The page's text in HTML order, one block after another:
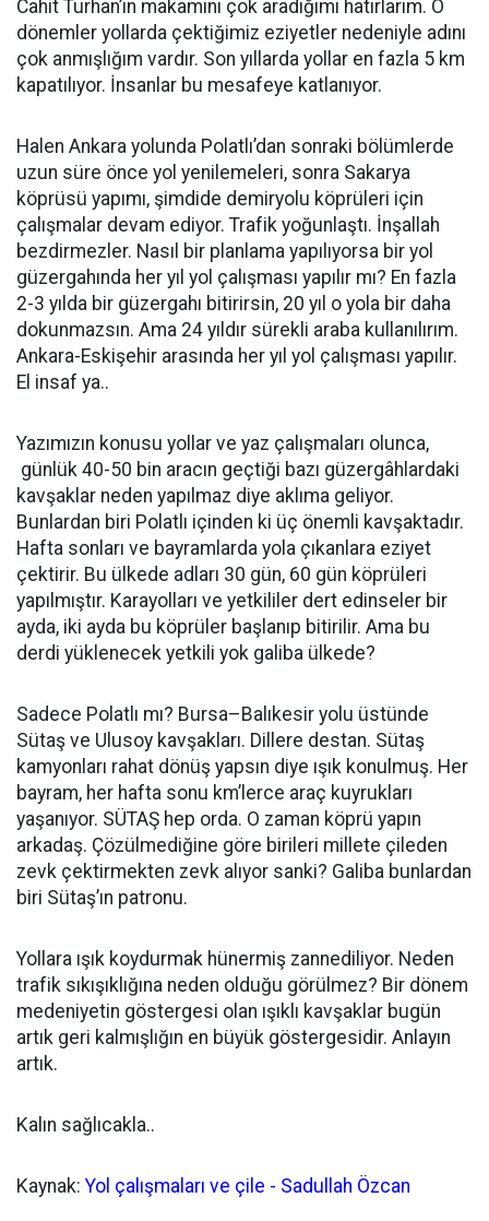
Cahit Turhan’ın makamını çok aradığımı hatırlarım. O
dönemler yollarda çektiğimiz eziyetler nedeniyle adını
çok anmışlığım vardır. Son yıllarda yollar en fazla 5 km
kapatılıyor. İnsanlar bu mesafeye katlanıyor.
Halen Ankara yolunda Polatlı’dan sonraki bölümlerde
uzun süre önce yol yenilemeleri, sonra Sakarya
köprüsü yapımı, şimdide demiryolu köprüleri için
çalışmalar devam ediyor. Trafik yoğunlaştı. İnşallah
bezdirmezler. Nasıl bir planlama yapılıyorsa bir yol
güzergahında her yıl yol çalışması yapılır mı? En fazla
2-3 yılda bir güzergahı bitirirsin, 20 yıl o yola bir daha
dokunmazsın. Ama 24 yıldır sürekli araba kullanılırım.
Ankara-Eskişehir arasında her yıl yol çalışması yapılır.
El insaf ya..
Yazımızın konusu yollar ve yaz çalışmaları olunca,
günlük 40-50 bin aracın geçtiği bazı güzergâhlardaki
kavşaklar neden yapılmaz diye aklıma geliyor.
Bunlardan biri Polatlı içinden ki üç önemli kavşaktadır.
Hafta sonları ve bayramlarda yola çıkanlara eziyet
çektirir. Bu ülkede adları 30 gün, 60 gün köprüleri
yapılmıştır. Karayolları ve yetkililer dert edinseler bir
ayda, iki ayda bu köprüler başlanıp bitirilir. Ama bu
derdi yüklenecek yetkili yok galiba ülkede?
Sadece Polatlı mı? Bursa–Balıkesir yolu üstünde
Sütaş ve Ulusoy kavşakları. Dillere destan. Sütaş
kamyonları rahat dönüş yapsın diye ışık konulmuş. Her
bayram, her hafta sonu km’lerce araç kuyrukları
yaşanıyor. SÜTAŞ hep orda. O zaman köprü yapın
arkadaş. Çözülmediğine göre birileri millete çileden
zevk çektirmekten zevk alıyor sanki? Galiba bunlardan
biri Sütaş’ın patronu.
Yollara ışık koydurmak hünermiş zannediliyor. Neden
trafik sıkışıklığına neden olduğu görülmez? Bir dönem
medeniyetin göstergesi olan ışıklı kavşaklar bugün
artık geri kalmışlığın en büyük göstergesidir. Anlayın
artık.
Kalın sağlıcakla..
Kaynak:Yol çalışmaları ve çile - Sadullah Özcan